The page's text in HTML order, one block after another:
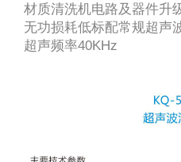
材质清洗机电路及器件升
无功损耗低标配常规超声
超声频率40KHz